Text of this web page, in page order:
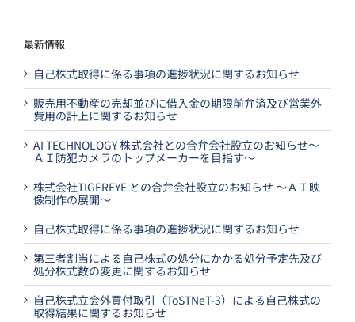
最新情報
自己株式取得に係る事項の進捗状況に関するお知らせ
販売用不動産の売却並びに借入金の期限前弁済及び営業外
費用の計上に関するお知らせ
AI TECHNOLOGY 株式会社との合弁会社設立のお知らせ～
ＡＩ防犯カメラのトップメーカーを目指す～
株式会社TIGEREYE との合弁会社設立のお知らせ ～ＡＩ映
像制作の展開～
自己株式取得に係る事項の進捗状況に関するお知らせ
第三者割当による自己株式の処分にかかる処分予定先及び
処分株式数の変更に関するお知らせ
自己株式立会外買付取引（ToSTNeT-3）による自己株式の
取得結果に関するお知らせ